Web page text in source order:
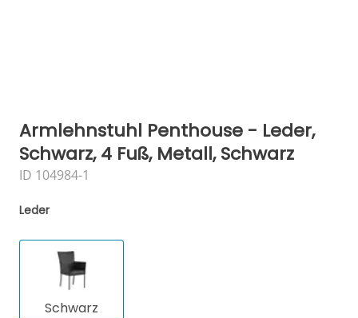
Armlehnstuhl Penthouse - Leder,
Schwarz, 4 Fuß, Metall, Schwarz
ID 104984-1
Leder
Schwarz